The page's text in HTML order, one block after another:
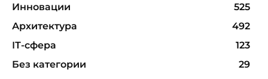
Инновации
525
Архитектура
492
ІТ-сфера
123
Без категории
29